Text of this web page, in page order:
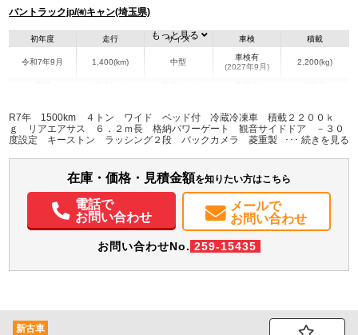
バントラックjp/㈲キャン(埼玉県)
初年度
令和7年9月
走行
1,400(km)
サイズ
中型
車検
車検有
(2027年9月)
積載
2,200(kg)
埼玉県
W:2,250
H:2,110
W:2,490
H:3,340
無
パワステ パワーウィンドウ ABS エアバッグ
集中ドアロック
電動格納ミラー
バックモニター
もっと見る
R7年 1500km ４トン ワイド ベッド付 冷蔵冷凍車 積載２２００ｋ
ｇ リアエアサス ６．２ｍ長 格納パワーゲート 観音サイドドア －３０
度設定 キーストン ラッシング２段 バックカメラ 菱重製 オートエアコ
在庫・価格・見積金額を知りたい方はこちら
電話で
お問い合わせ
メールで
お問い合わせ
お問い合わせNo. 259-15435
新古車